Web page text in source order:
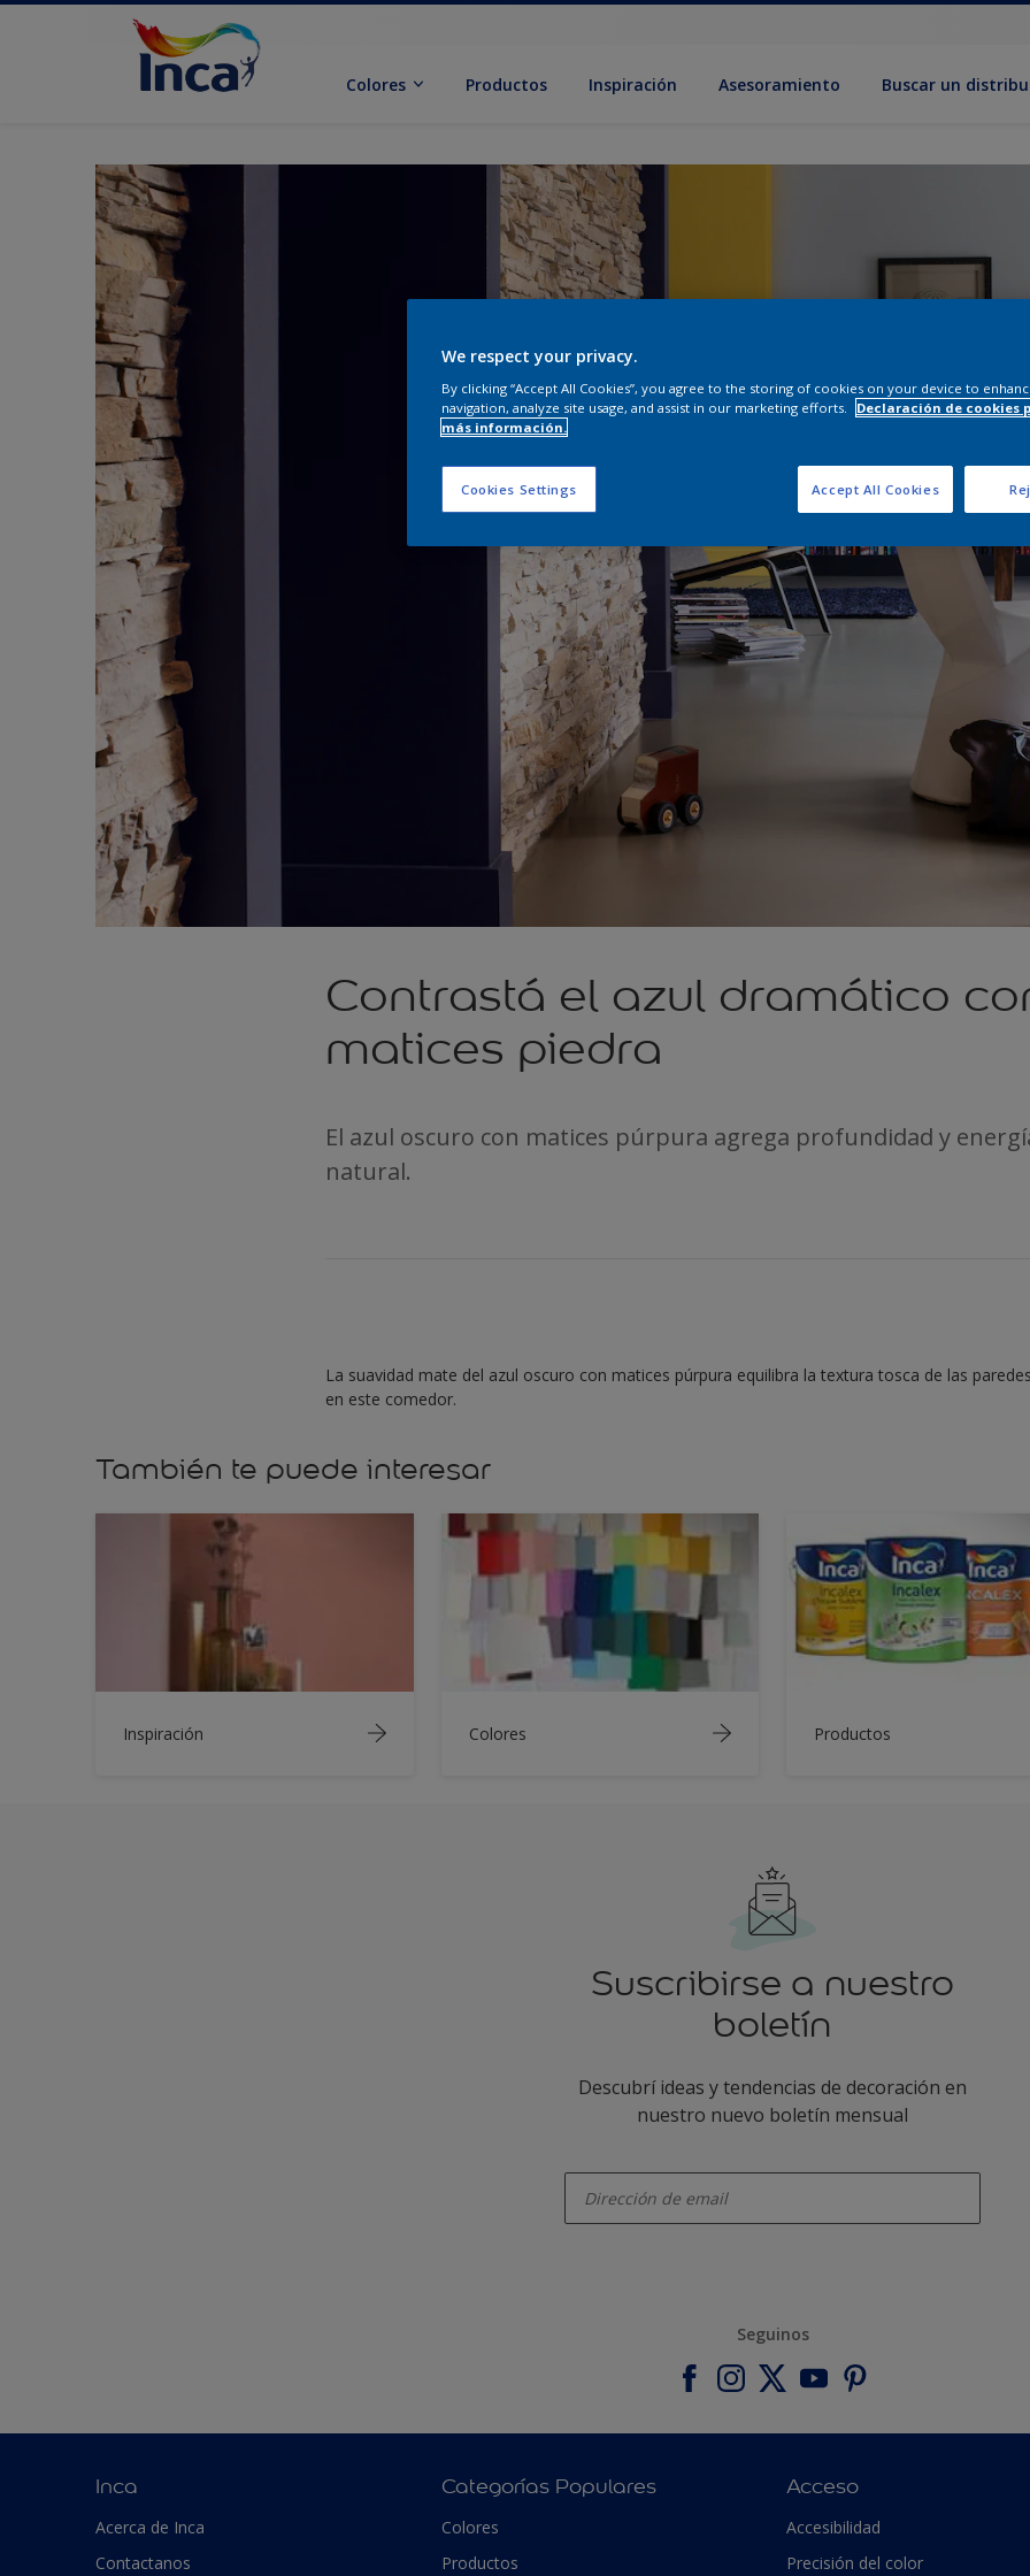
Colores Productos Inspiración Asesoramiento Buscar un
Contrastá el azul dramático
matices piedra
El azul oscuro con matices púrpura agrega profundidad y
natural.
La suavidad mate del azul oscuro con matices púrpura equilibra la textura tosca de las
en este comedor.
También te puede interesar
Inspiración Colores Productos
Suscribirse a nuestro
boletín
Descubrí ideas y tendencias de decoración en
nuestro nuevo boletín mensual
Seguinos
Inca
Acerca de Inca
Contactanos
Categorías Populares
Colores
Productos
Acceso
Accesibilidad
Precisión del color
We respect your privacy.
By clicking “Accept All Cookies”, you agree to the storing of cookies on your device to
navigation, analyze site usage, and assist in our marketing efforts.
Declaración de cookies
más información.
Cookies Settings Accept All Cookies